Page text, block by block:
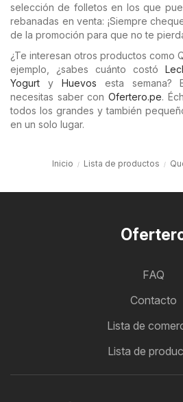
selección de folletos en los que
rebanadas en venta: ¡Siempre
de la promoción para que no te
¿Te interesan otros productos como
ejemplo, ¿sabes cuánto costó
Yogurt y Huevos esta semana?
necesitas saber con Ofertero.pe.
todos los grandes y también
en un solo lugar.
Inicio Lista de productos
FAQ
Contacto
Lista de
Lista de